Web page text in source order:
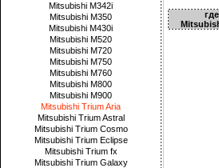
Mitsubishi M342i
Mitsubishi M350
Mitsubishi M430i
Mitsubishi M520
Mitsubishi M720
Mitsubishi M750
Mitsubishi M760
Mitsubishi M800
Mitsubishi M900
Mitsubishi Trium Aria
Mitsubishi Trium Astral
Mitsubishi Trium Cosmo
Mitsubishi Trium Eclipse
Mitsubishi Trium fx
Mitsubishi Trium Galaxy